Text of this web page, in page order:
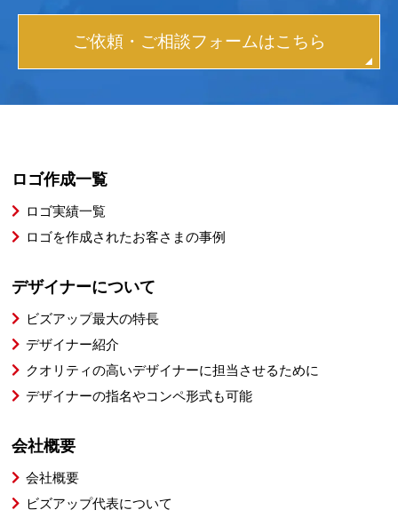
ご依頼・ご相談フォームはこちら
ロゴ作成一覧
ロゴ実績一覧
ロゴを作成されたお客さまの事例
デザイナーについて
ビズアップ最大の特長
デザイナー紹介
クオリティの高いデザイナーに担当させるために
デザイナーの指名やコンペ形式も可能
会社概要
会社概要
ビズアップ代表について